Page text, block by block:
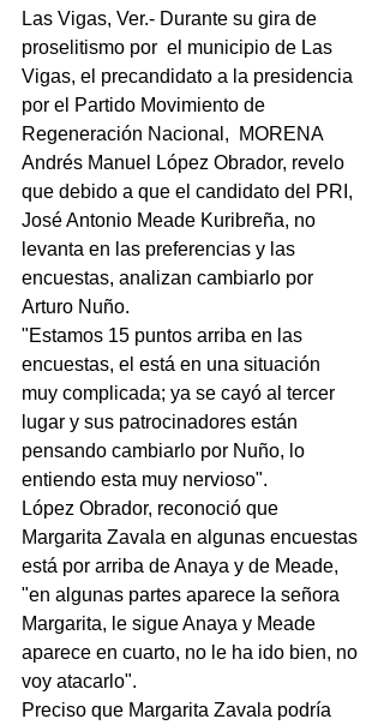
Las Vigas, Ver.- Durante su gira de
proselitismo por  el municipio de Las
Vigas, el precandidato a la presidencia
por el Partido Movimiento de
Regeneración Nacional,  MORENA
Andrés Manuel López Obrador, revelo
que debido a que el candidato del PRI,
José Antonio Meade Kuribreña, no
levanta en las preferencias y las
encuestas, analizan cambiarlo por
Arturo Nuño.
"Estamos 15 puntos arriba en las
encuestas, el está en una situación
muy complicada; ya se cayó al tercer
lugar y sus patrocinadores están
pensando cambiarlo por Nuño, lo
entiendo esta muy nervioso".
López Obrador, reconoció que
Margarita Zavala en algunas encuestas
está por arriba de Anaya y de Meade,
"en algunas partes aparece la señora
Margarita, le sigue Anaya y Meade
aparece en cuarto, no le ha ido bien, no
voy atacarlo".
Preciso que Margarita Zavala podría